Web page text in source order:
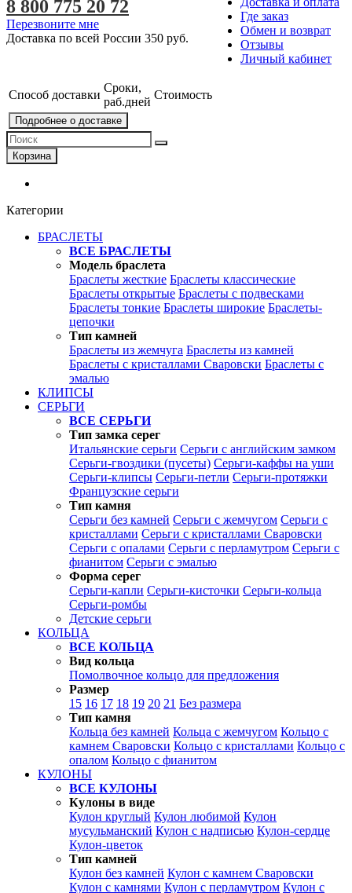
Где заказ
Обмен и возврат
Отзывы
Личный кабинет
8 800 775 20 72
Перезвоните мне
Доставка по всей России 350 руб.
Способ доставки
Сроки,
раб.дней
Стоимость
Подробнее о доставке
Корзина
Категории
БРАСЛЕТЫ
ВСЕ БРАСЛЕТЫ
Модель браслета
Браслеты жесткие Браслеты классические
Браслеты открытые Браслеты с подвесками
Браслеты тонкие Браслеты широкие Браслеты-
цепочки
Тип камней
Браслеты из жемчуга Браслеты из камней
Браслеты с кристаллами Сваровски Браслеты с
эмалью
КЛИПСЫ
СЕРЬГИ
ВСЕ СЕРЬГИ
Тип замка серег
Итальянские серьги Серьги с английским замком
Серьги-гвоздики (пусеты) Серьги-каффы на уши
Серьги-клипсы Серьги-петли Серьги-протяжки
Французские серьги
Тип камня
Серьги без камней Серьги с жемчугом Серьги с
кристаллами Серьги с кристаллами Сваровски
Серьги с опалами Серьги с перламутром Серьги с
фианитом Серьги с эмалью
Форма серег
Серьги-капли Серьги-кисточки Серьги-кольца
Серьги-ромбы
Детские серьги
КОЛЬЦА
ВСЕ КОЛЬЦА
Вид кольца
Помолвочное кольцо для предложения
Размер
15 16 17 18 19 20 21 Без размера
Тип камня
Кольца без камней Кольца с жемчугом Кольцо с
камнем Сваровски Кольцо с кристаллами Кольцо с
опалом Кольцо с фианитом
КУЛОНЫ
ВСЕ КУЛОНЫ
Кулоны в виде
Кулон круглый Кулон любимой Кулон
мусульманский Кулон с надписью Кулон-сердце
Кулон-цветок
Тип камней
Кулон без камней Кулон с камнем Сваровски
Кулон с камнями Кулон с перламутром Кулон с